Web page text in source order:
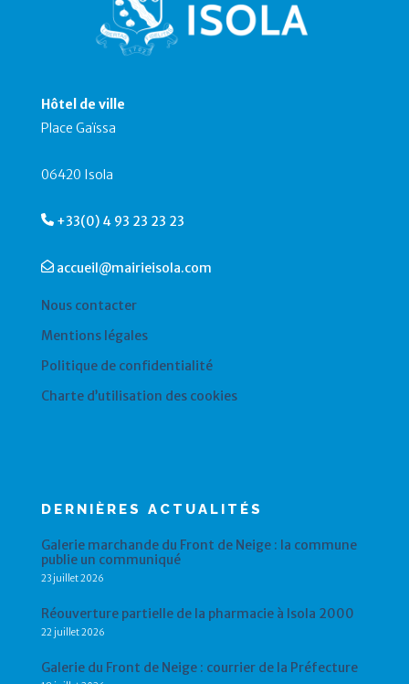
Hôtel de ville
Place Gaïssa
06420 Isola
+33(0) 4 93 23 23 23
accueil@mairieisola.com
Nous contacter
Mentions légales
Politique de confidentialité
Charte d’utilisation des cookies
DERNIÈRES ACTUALITÉS
Galerie marchande du Front de Neige : la commune
publie un communiqué
23 juillet 2026
Réouverture partielle de la pharmacie à Isola 2000
22 juillet 2026
Galerie du Front de Neige : courrier de la Préfecture